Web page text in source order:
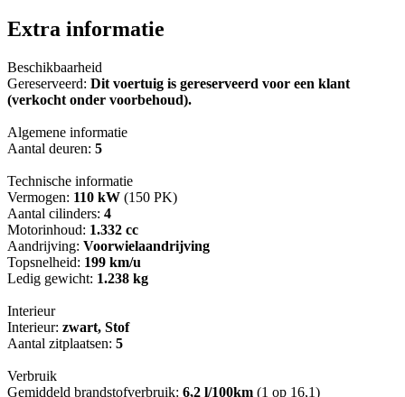
Extra informatie
Beschikbaarheid
Gereserveerd: Dit voertuig is gereserveerd voor een klant
(verkocht onder voorbehoud).
Algemene informatie
Aantal deuren: 5
Technische informatie
Vermogen: 110 kW (150 PK)
Aantal cilinders: 4
Motorinhoud: 1.332 cc
Aandrijving: Voorwielaandrijving
Topsnelheid: 199 km/u
Ledig gewicht: 1.238 kg
Interieur
Interieur: zwart, Stof
Aantal zitplaatsen: 5
Verbruik
Gemiddeld brandstofverbruik: 6,2 l/100km (1 op 16,1)